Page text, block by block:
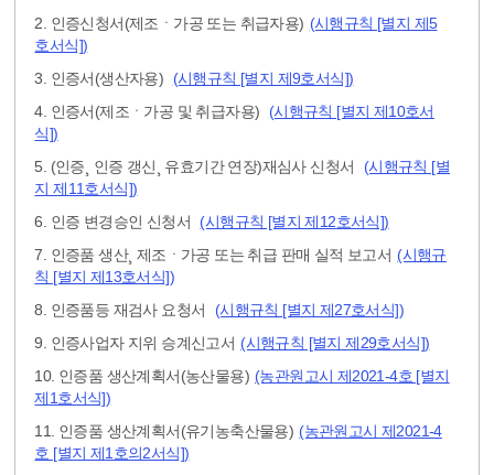
2. 인증신청서(제조ㆍ가공 또는 취급자용) (시행규칙 [별지 제5
호서식])
3. 인증서(생산자용)
(시행규칙 [별지 제9호서식])
4. 인증서(제조ㆍ가공 및 취급자용)
(시행규칙 [별지 제10호서
식])
5. (인증¸ 인증 갱신¸ 유효기간 연장)재심사 신청서
(시행규칙 [별
지 제11호서식])
6. 인증 변경승인 신청서
(시행규칙 [별지 제12호서식])
7. 인증품 생산¸ 제조ㆍ가공 또는 취급 판매 실적 보고서 (시행규
칙 [별지 제13호서식])
8. 인증품등 재검사 요청서
(시행규칙 [별지 제27호서식])
9. 인증사업자 지위 승계신고서 (시행규칙 [별지 제29호서식])
10. 인증품 생산계획서(농산물용) (농관원고시 제2021-4호 [별지
제1호서식])
11. 인증품 생산계획서(유기농축산물용) (농관원고시 제2021-4
호 [별지 제1호의2서식])